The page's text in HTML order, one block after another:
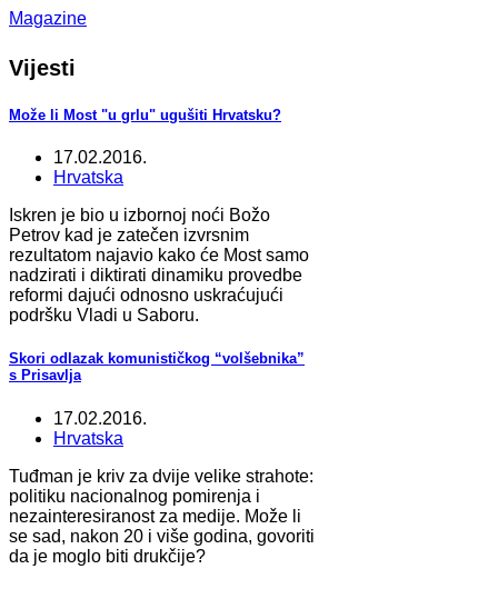
Magazine
Vijesti
Može li Most "u grlu" ugušiti Hrvatsku?
17.02.2016.
Hrvatska
Iskren je bio u izbornoj noći Božo
Petrov kad je zatečen izvrsnim
rezultatom najavio kako će Most samo
nadzirati i diktirati dinamiku provedbe
reformi dajući odnosno uskraćujući
podršku Vladi u Saboru.
Skori odlazak komunističkog “volšebnika”
s Prisavlja
17.02.2016.
Hrvatska
Tuđman je kriv za dvije velike strahote:
politiku nacionalnog pomirenja i
nezainteresiranost za medije. Može li
se sad, nakon 20 i više godina, govoriti
da je moglo biti drukčije?